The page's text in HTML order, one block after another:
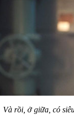
Và rồi, ở giữa, có